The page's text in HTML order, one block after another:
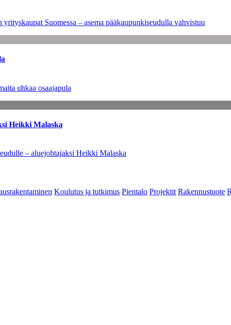
Suomessa – asema pääkaupunkiseudulla vahvistuu
uhkaa osaajapula
Heikki Malaska
– aluejohtajaksi Heikki Malaska
Koulutus ja tutkimus Pientalo Projektit Rakennustuote